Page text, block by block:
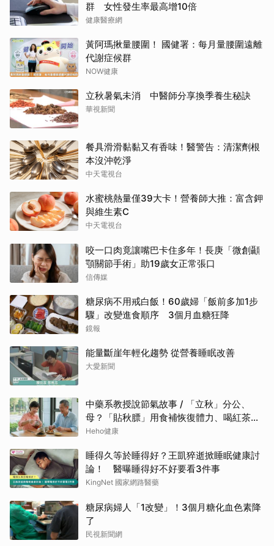
群 女性發生率最高增10倍
健康醫療網
黃阿瑪揪量腰圍！ 國健署：每月量腰圍遠離
代謝症候群
NOW健康
立秋暑氣未消 中醫師分享換季養生秘訣
華視新聞
餐具滑滑黏黏又有香味！醫警告：清潔劑根
本沒沖乾淨
中天電視台
水蜜桃熱量僅39大卡！營養師大推：富含鉀
與維生素C
中天電視台
咬一口肉竟讓嘴巴卡住多年！長庚「微創顳
顎關節手術」助19歲女正常張口
信傳媒
糖尿病不用戒白飯！60歲婦「飯前多加1步
驟」改變進食順序 3個月血糖狂降
鏡報
能量斷崖年輕化趨勢 從營養睡眠改善
大愛新聞
中藥系教授說節氣故事 / 「立秋」分公、
母？「貼秋膘」用食補恢復體力、喝紅茶可
潤燥
Heho健康
睡得久等於睡得好？王凱猝逝掀睡眠健康討
論！ 醫曝睡得好不好要看3件事
KingNet 國家網路醫藥
糖尿病婦人「1改變」！3個月糖化血色素降
了
民視新聞網